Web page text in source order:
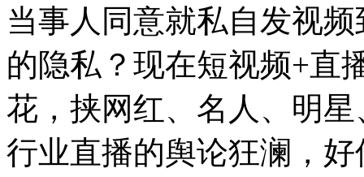
当事人同意就私自发视
的隐私？现在短视频+直
花，挟网红、名人、明
行业直播的舆论狂澜，